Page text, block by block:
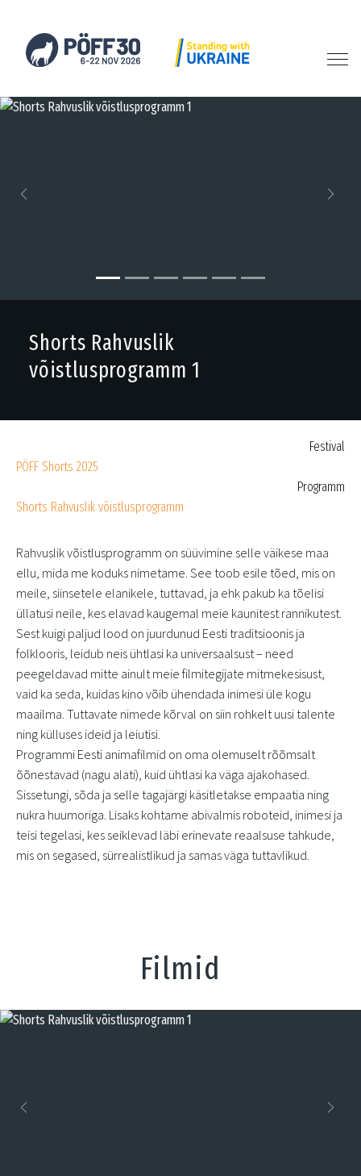
Shorts Rahvuslik
võistlusprogramm 1
Festival
PÖFF Shorts 2025
Programm
Shorts Rahvuslik võistlusprogramm
Rahvuslik võistlusprogramm on süüvimine selle väikese maa
ellu, mida me koduks nimetame. See toob esile tõed, mis on
meile, siinsetele elanikele, tuttavad, ja ehk pakub ka tõelisi
üllatusi neile, kes elavad kaugemal meie kaunitest rannikutest.
Sest kuigi paljud lood on juurdunud Eesti traditsioonis ja
folklooris, leidub neis ühtlasi ka universaalsust – need
peegeldavad mitte ainult meie filmitegijate mitmekesisust,
vaid ka seda, kuidas kino võib ühendada inimesi üle kogu
maailma. Tuttavate nimede kõrval on siin rohkelt uusi talente
ning külluses ideid ja leiutisi.
Programmi Eesti animafilmid on oma olemuselt rõõmsalt
õõnestavad (nagu alati), kuid ühtlasi ka väga ajakohased.
Sissetungi, sõda ja selle tagajärgi käsitletakse empaatia ning
nukra huumoriga. Lisaks kohtame abivalmis roboteid, inimesi ja
teisi tegelasi, kes seiklevad läbi erinevate reaalsuse tahkude,
mis on segased, sürrealistlikud ja samas väga tuttavlikud.
Filmid